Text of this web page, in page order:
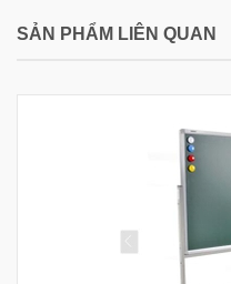
SẢN PHẨM LIÊN QUAN